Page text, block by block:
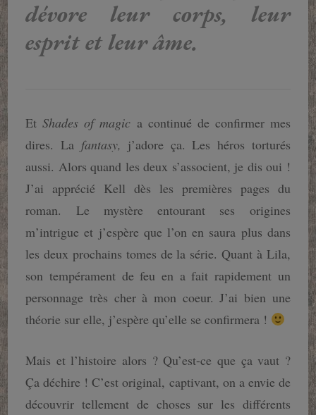
dévore leur corps, leur
esprit et leur âme.
EtShades of magic a continué de confirmer mes
dires. La fantasy, j’adore ça. Les héros torturés
aussi. Alors quand les deux s’associent, je dis oui !
J’ai apprécié Kell dès les premières pages du
roman. Le mystère entourant ses origines
m’intrigue et j’espère que l’on en saura plus dans
les deux prochains tomes de la série. Quant à Lila,
son tempérament de feu en a fait rapidement un
personnage très cher à mon coeur. J’ai bien une
théorie sur elle, j’espère qu’elle se confirmera !
Mais et l’histoire alors ? Qu’est-ce que ça vaut ?
Ça déchire ! C’est original, captivant, on a envie de
découvrir tellement de choses sur les différents